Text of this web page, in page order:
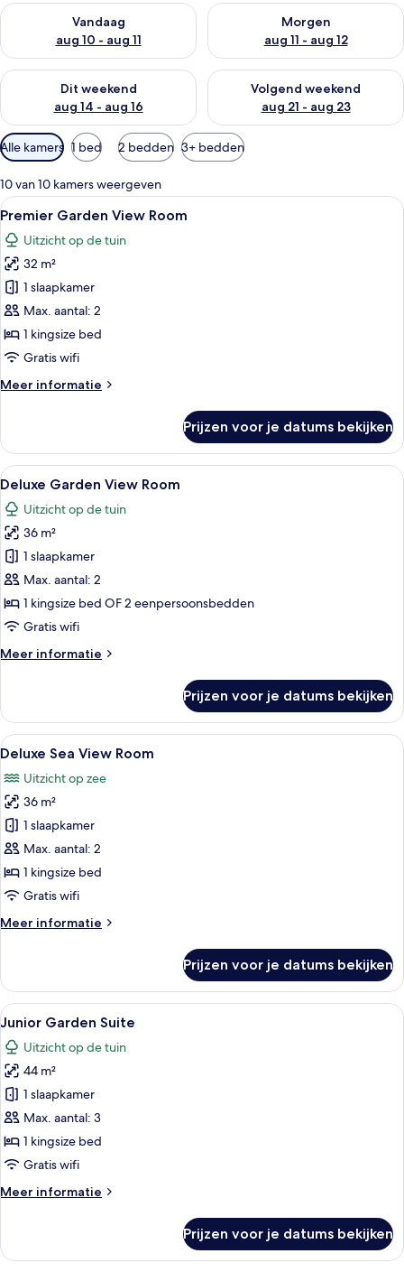
Vandaag
aug 10 - aug 11
De beschikbaarheid controleren voor vanavond aug 10 - aug
Morgen
aug 11 - aug 12
De beschikbaarheid
Dit weekend
aug 14 - aug 16
De beschikbaarheid controleren voor dit weekend aug 14 -
Volgend weekend
aug 21 - aug 23
De beschikbaarheid
Beschikbare
filters
voor
kamers
Alle kamers 1 bed 2 bedden 3+ bedden
10 van 10 kamers weergeven
Alle
foto's
voor
Premier
Garden
View
Room
laden
Een groot bed met houten frame,
5
Premier Garden View Room
Uitzicht op de tuin
32 m²
1 slaapkamer
Max. aantal: 2
1 kingsize bed
Gratis wifi
Meer informatie
Meer
Garden
View
Room
Prijzen voor je datums bekijken
Alle
foto's
voor
Deluxe
Garden
View
Room
laden
Hotelkamer met een groot bed,
6
Deluxe Garden View Room
Uitzicht op de tuin
36 m²
1 slaapkamer
Max. aantal: 2
1 kingsize bed OF 2 eenpersoonsbedden
Gratis wifi
Meer informatie
Meer
Garden
View
Room
Prijzen voor je datums bekijken
Alle
foto's
voor
Deluxe
Sea
View
Room
laden
Een balkon met een drieledig
6
Deluxe Sea View Room
Uitzicht op zee
36 m²
1 slaapkamer
Max. aantal: 2
1 kingsize bed
Gratis wifi
Meer informatie
Meer
Sea
View
Room
Prijzen voor je datums bekijken
Alle
foto's
voor
Junior
Garden
Suite
laden
Een moderne hotelkamer met een
5
Junior Garden Suite
Uitzicht op de tuin
44 m²
1 slaapkamer
Max. aantal: 3
1 kingsize bed
Gratis wifi
Meer informatie
Meer
Garden
Prijzen voor je datums bekijken